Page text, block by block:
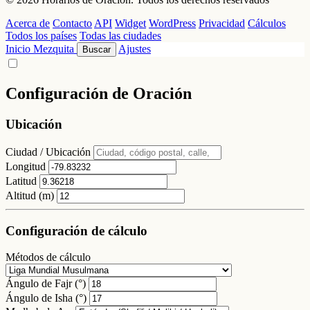
Acerca de Contacto API Widget WordPress Privacidad Cálculos
Todos los países Todas las ciudades
Inicio Mezquita Buscar Ajustes
Configuración de Oración
Ubicación
Ciudad / Ubicación
Longitud
Latitud
Altitud (m)
Configuración de cálculo
Métodos de cálculo
Ángulo de Fajr (°)
Ángulo de Isha (°)